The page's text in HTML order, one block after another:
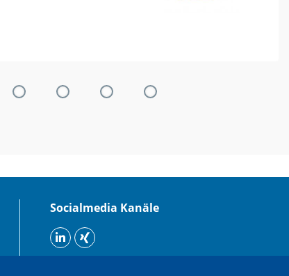
Socialmedia Kanäle